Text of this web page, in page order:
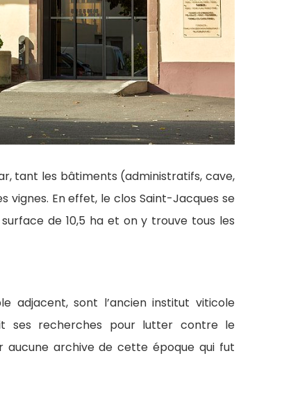
tant les bâtiments (administratifs, cave,
vignes. En effet, le clos Saint-Jacques se
de 10,5 ha et on y trouve tous les
adjacent, sont l’ancien institut viticole
ses recherches pour lutter contre le
aucune archive de cette époque qui fut